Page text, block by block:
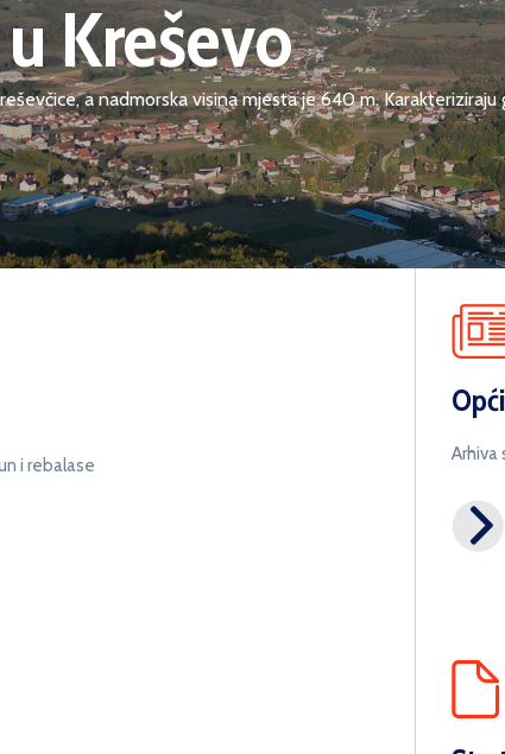
Kreševo
a nadmorska visina mjesta je 640 m.
i rebalase
Arhiva